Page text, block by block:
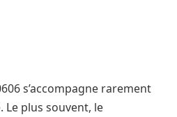
s’accompagne rarement
Le plus souvent, le